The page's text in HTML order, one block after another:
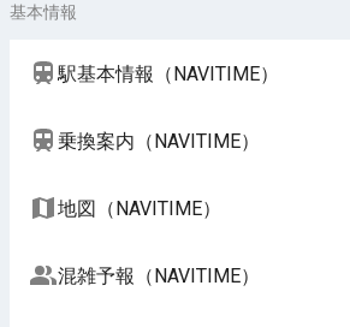
基本情報
駅基本情報（NAVITIME）
乗換案内（NAVITIME）
地図（NAVITIME）
混雑予報（NAVITIME）